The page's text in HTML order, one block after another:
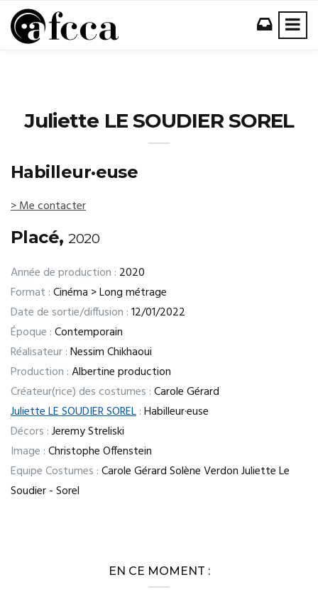
Juliette LE SOUDIER SOREL
Habilleur·euse
> Me contacter
Placé,2020
Année de production : 2020
Format :Cinéma > Long métrage
Date de sortie/diffusion :12/01/2022
Époque :Contemporain
Réalisateur :Nessim Chikhaoui
Production :Albertine production
Créateur(rice) des costumes :Carole Gérard
Juliette LE SOUDIER SOREL:Habilleur·euse
Décors :Jeremy Streliski
Image :Christophe Offenstein
Equipe Costumes :Carole Gérard Solène Verdon Juliette Le
Soudier - Sorel
EN CE MOMENT :